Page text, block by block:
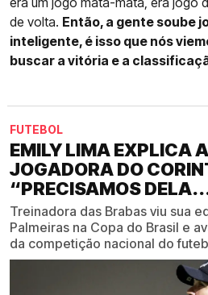
de volta. Então, a gente soube
inteligente, é isso que nós
buscar a vitória e a
FUTEBOL
EMILY LIMA EXPLICA
JOGADORA DO
“PRECISAMOS
Treinadora das Brabas viu sua
Palmeiras na Copa do Brasil e
da competição nacional do